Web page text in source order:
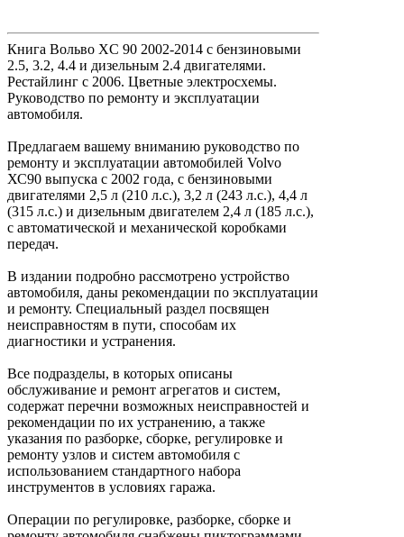
Книга Вольво XС 90 2002-2014 с бензиновыми
2.5, 3.2, 4.4 и дизельным 2.4 двигателями.
Рестайлинг с 2006. Цветные электросхемы.
Руководство по ремонту и эксплуатации
автомобиля.
Предлагаем вашему вниманию руководство по
ремонту и эксплуатации автомобилей Volvo
ХС90 выпуска с 2002 года, с бензиновыми
двигателями 2,5 л (210 л.с.), 3,2 л (243 л.с.), 4,4 л
(315 л.с.) и дизельным двигателем 2,4 л (185 л.с.),
с автоматической и механической коробками
передач.
В издании подробно рассмотрено устройство
автомобиля, даны рекомендации по эксплуатации
и ремонту. Специальный раздел посвящен
неисправностям в пути, способам их
диагностики и устранения.
Все подразделы, в которых описаны
обслуживание и ремонт агрегатов и систем,
содержат перечни возможных неисправностей и
рекомендации по их устранению, а также
указания по разборке, сборке, регулировке и
ремонту узлов и систем автомобиля с
использованием стандартного набора
инструментов в условиях гаража.
Операции по регулировке, разборке, сборке и